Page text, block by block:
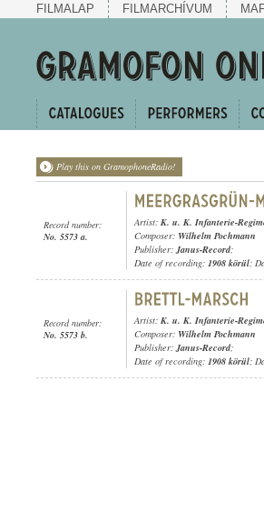
FILMALAP FILMARCHÍVUM
Play this on GramophoneRadio!
Record number:
No. 5573 a.
Artist: K. u. K. Infanterie-
Composer: Wilhelm Pochmann
Publisher:Janus-Record;
Date of recording: 1908 körül;
Record number:
No. 5573 b.
Artist: K. u. K. Infanterie-
Composer: Wilhelm Pochmann
Publisher:Janus-Record;
Date of recording: 1908 körül;